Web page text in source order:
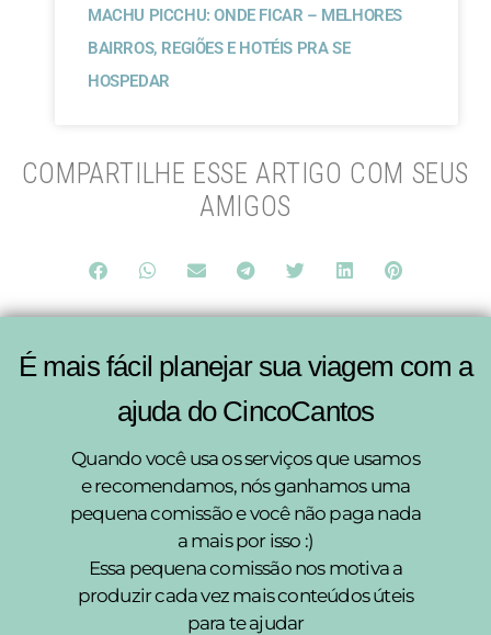
MACHU PICCHU: ONDE FICAR – MELHORES
BAIRROS, REGIÕES E HOTÉIS PRA SE
HOSPEDAR
COMPARTILHE ESSE ARTIGO COM SEUS
AMIGOS
É mais fácil planejar sua viagem com a
ajuda do CincoCantos
Quando você usa os serviços que usamos
e recomendamos, nós ganhamos uma
pequena comissão e você não paga nada
a mais por isso :)
Essa pequena comissão nos motiva a
produzir cada vez mais conteúdos úteis
para te ajudar